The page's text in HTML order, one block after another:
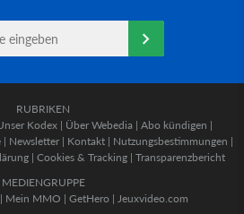
RUBRIKEN
Kodex | Über Webedia | Abo kündigen |
| Newsletter | Kontakt | Nutzungsbestimmungen |
| Cookies & Tracking | Transparenzbericht
MEDIENGRUPPE
| Mein MMO | GetHero | Jeuxvideo.com